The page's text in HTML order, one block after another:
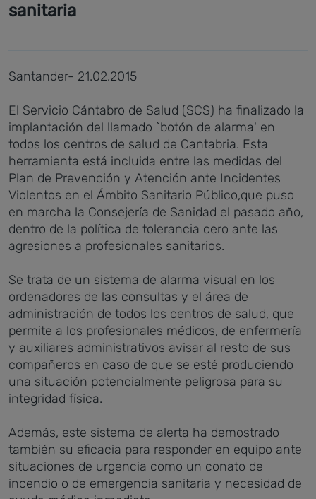
sanitaria
Santander- 21.02.2015
El Servicio Cántabro de Salud (SCS) ha finalizado la
implantación del llamado `botón de alarma' en
todos los centros de salud de Cantabria. Esta
herramienta está incluida entre las medidas del
Plan de Prevención y Atención ante Incidentes
Violentos en el Ámbito Sanitario Público,que puso
en marcha la Consejería de Sanidad el pasado año,
dentro de la política de tolerancia cero ante las
agresiones a profesionales sanitarios.
Se trata de un sistema de alarma visual en los
ordenadores de las consultas y el área de
administración de todos los centros de salud, que
permite a los profesionales médicos, de enfermería
y auxiliares administrativos avisar al resto de sus
compañeros en caso de que se esté produciendo
una situación potencialmente peligrosa para su
integridad física.
Además, este sistema de alerta ha demostrado
también su eficacia para responder en equipo ante
situaciones de urgencia como un conato de
incendio o de emergencia sanitaria y necesidad de